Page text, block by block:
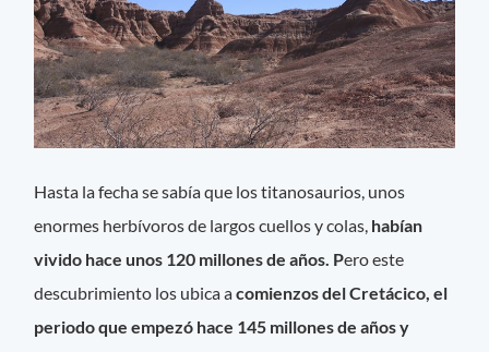
Hasta la fecha se sabía que los titanosaurios, unos
enormes herbívoros de largos cuellos y colas, habían
vivido hace unos 120 millones de años. Pero este
descubrimiento los ubica acomienzos del Cretácico, el
periodo que empezó hace 145 millones de años y